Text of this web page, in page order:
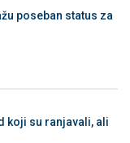
poseban status za
koji su ranjavali, ali